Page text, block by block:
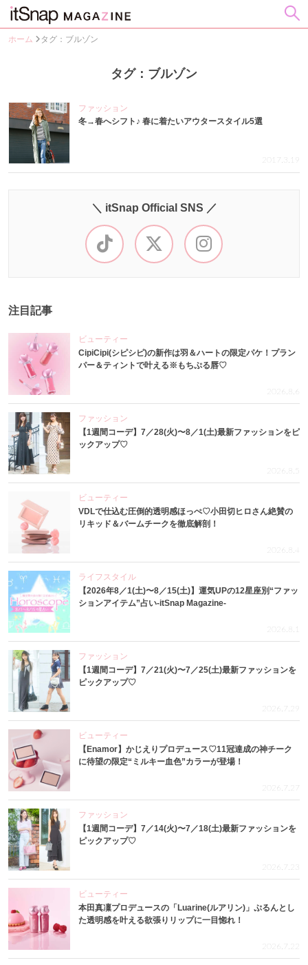
ホーム タグ：ブルゾン
タグ：ブルゾン
ファッション
冬→春へシフト♪ 春に着たいアウタースタイル5選
2017.3.19
＼ itSnap Official SNS ／
注目記事
ビューティー
CipiCipi(シピシピ)の新作は羽＆ハートの限定パケ！プラン
パー＆ティントで叶える※もちぷる唇♡
2026.8.6
ファッション
【1週間コーデ】7／28(火)〜8／1(土)最新ファッションをピ
ックアップ♡
2026.8.5
ビューティー
VDLで仕込む圧倒的透明感ほっぺ♡小田切ヒロさん絶賛の
リキッド＆バームチークを徹底解剖！
2026.8.4
ライフスタイル
【2026年8／1(土)〜8／15(土)】運気UPの12星座別“ファッ
ションアイテム”占い-itSnap Magazine-
2026.8.1
ファッション
【1週間コーデ】7／21(火)〜7／25(土)最新ファッションを
ピックアップ♡
2026.7.29
ビューティー
【Enamor】かじえりプロデュース♡11冠達成の神チーク
に待望の限定“ミルキー血色”カラーが登場！
2026.7.27
ファッション
【1週間コーデ】7／14(火)〜7／18(土)最新ファッションを
ピックアップ♡
2026.7.23
ビューティー
本田真凜プロデュースの「Luarine(ルアリン)」ぷるんとし
た透明感を叶える欲張りリップに一目惚れ！
2026.7.22